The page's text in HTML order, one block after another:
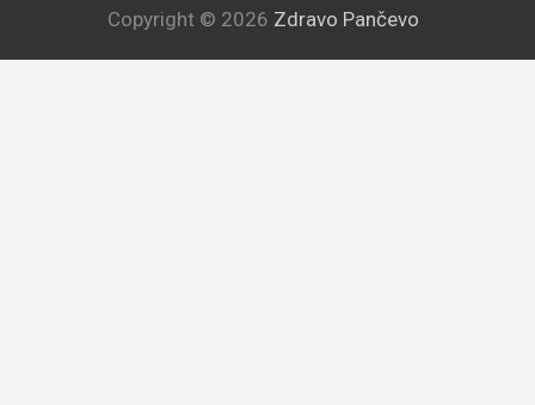
Copyright © 2026 Zdravo Pančevo